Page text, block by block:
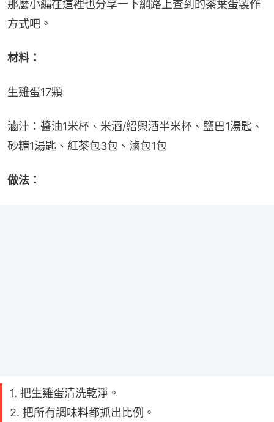
那麼小編在這裡也分享一下網路上查到的茶葉蛋製作
方式吧。
材料：
生雞蛋17顆
滷汁：醬油1米杯、米酒/紹興酒半米杯、鹽巴1湯匙、
砂糖1湯匙、紅茶包3包、滷包1包
做法：
1. 把生雞蛋清洗乾淨。
2. 把所有調味料都抓出比例。